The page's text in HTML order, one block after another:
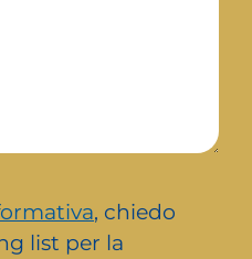
, chiedo
list per la